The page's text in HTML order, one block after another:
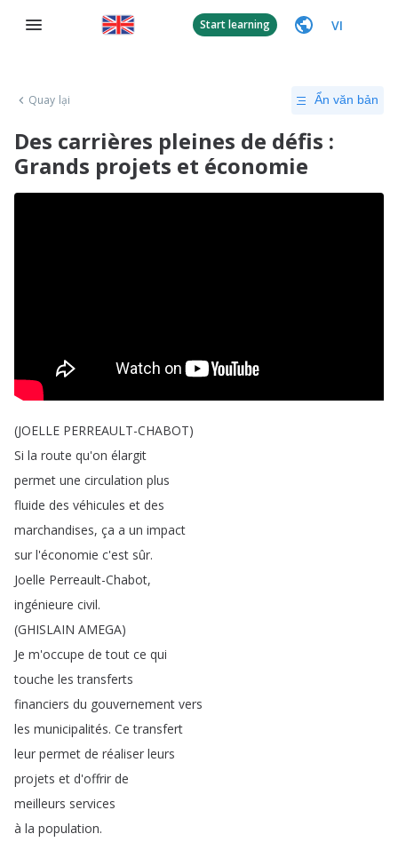
Start learning VI
Quay lại Ẩn văn bản
Des carrières pleines de défis :
Grands projets et économie
(JOELLE PERREAULT-CHABOT)
Si la route qu'on élargit
permet une circulation plus
fluide des véhicules et des
marchandises, ça a un impact
sur l'économie c'est sûr.
Joelle Perreault-Chabot,
ingénieure civil.
(GHISLAIN AMEGA)
Je m'occupe de tout ce qui
touche les transferts
financiers du gouvernement vers
les municipalités. Ce transfert
leur permet de réaliser leurs
projets et d'offrir de
meilleurs services
à la population.